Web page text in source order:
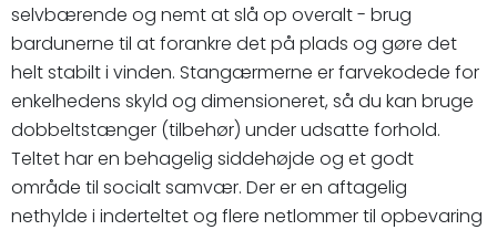
selvbærende og nemt at slå op overalt - brug
bardunerne til at forankre det på plads og gøre det
helt stabilt i vinden. Stangærmerne er farvekodede for
enkelhedens skyld og dimensioneret, så du kan bruge
dobbeltstænger (tilbehør) under udsatte forhold.
Teltet har en behagelig siddehøjde og et godt
område til socialt samvær. Der er en aftagelig
nethylde i inderteltet og flere netlommer til opbevaring